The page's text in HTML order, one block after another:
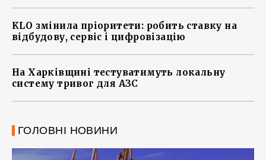
KLO змінила пріоритети: робить ставку на
відбудову, сервіс і цифровізацію
На Харківщині тестуватимуть локальну
систему тривог для АЗС
ГОЛОВНІ НОВИНИ